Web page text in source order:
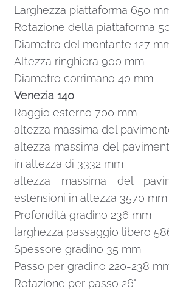
Larghezza piattaforma 650
Rotazione della piattaforma
Diametro del montante 127
Altezza ringhiera 900 mm
Diametro corrimano 40 mm
Venezia 140
Raggio esterno 700 mm
altezza massima del
altezza massima del
in altezza di 3332 mm
altezza massima del
estensioni in altezza 3570 mm
Profondità gradino 236 mm
larghezza passaggio libero
Spessore gradino 35 mm
Passo per gradino 220-238
Rotazione per passo 26°